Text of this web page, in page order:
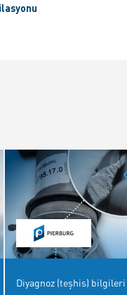
Diyagnoz (teşhis) bilgileri